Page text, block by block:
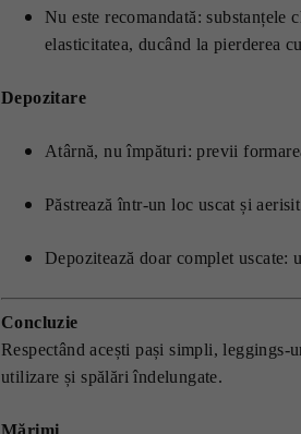
Nu este recomandată: substanțele
elasticitatea, ducând la pierderea
Depozitare
Atârnă, nu împături: previi
Păstrează într-un loc uscat și
Depozitează doar complet uscate:
Concluzie
Respectând acești pași simpli,
utilizare și spălări îndelungate.
Mărimi